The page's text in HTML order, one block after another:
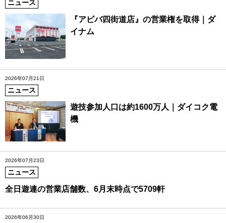
ニュース
『アビバ四街道店』の営業権を取得｜ダ
イナム
2026年07月21日
ニュース
遊技参加人口は約1600万人｜ダイコク電
機
2026年07月23日
ニュース
全日遊連の営業店舗数、6月末時点で5709軒
2026年06月30日